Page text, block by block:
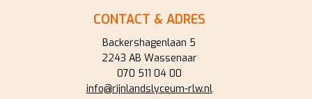
CONTACT & ADRES
Backershagenlaan 5
2243 AB Wassenaar
070 511 04 00
info@rijnlandslyceum-rlw.nl